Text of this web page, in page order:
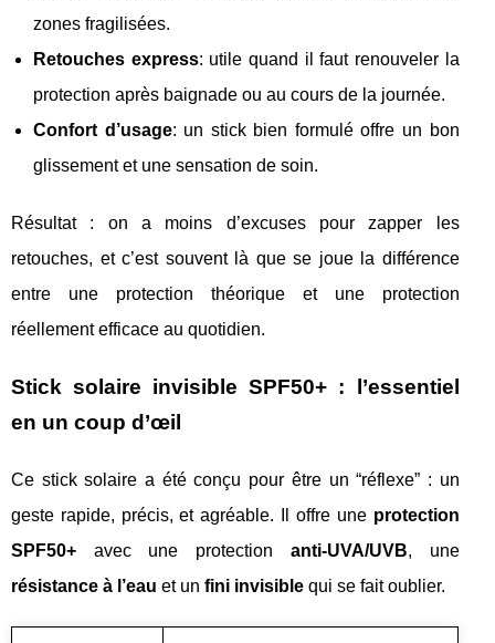
zones fragilisées.
Retouches express: utile quand il faut renouveler la
protection après baignade ou au cours de la journée.
Confort d’usage: un stick bien formulé offre un bon
glissement et une sensation de soin.
Résultat : on a moins d’excuses pour zapper les
retouches, et c’est souvent là que se joue la différence
entre une protection théorique et une protection
réellement efficace au quotidien.
Stick solaire invisible SPF50+ : l’essentiel
en un coup d’œil
Ce stick solaire a été conçu pour être un “réflexe” : un
geste rapide, précis, et agréable. Il offre une protection
SPF50+ avec une protection anti-UVA/UVB, une
résistance à l’eau et un fini invisible qui se fait oublier.